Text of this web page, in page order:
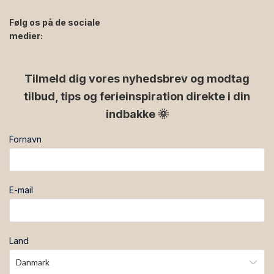
Følg os på de sociale
medier:
Tilmeld dig vores nyhedsbrev og modtag
tilbud, tips og ferieinspiration direkte i din
indbakke 🌞
Fornavn
E-mail
Land